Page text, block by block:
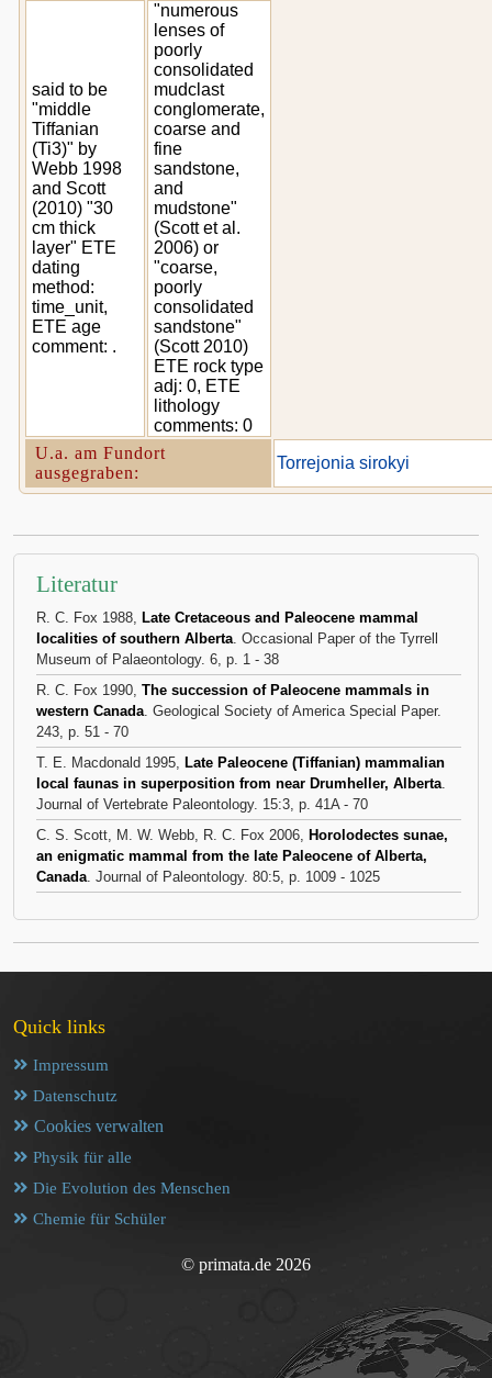
said to be
"middle
Tiffanian
(Ti3)" by
Webb 1998
and Scott
(2010) "30
cm thick
layer" ETE
dating
method:
time_unit,
ETE age
comment: .
"numerous
lenses of
poorly
consolidated
mudclast
conglomerate,
coarse and
fine
sandstone,
and
mudstone"
(Scott et al.
2006) or
"coarse,
poorly
consolidated
sandstone"
(Scott 2010)
ETE rock type
adj: 0, ETE
lithology
comments: 0
U.a. am Fundort
ausgegraben:
Torrejonia sirokyi
Literatur
R. C. Fox 1988, Late Cretaceous and Paleocene mammal
localities of southern Alberta. Occasional Paper of the Tyrrell
Museum of Palaeontology. 6, p. 1 - 38
R. C. Fox 1990, The succession of Paleocene mammals in
western Canada. Geological Society of America Special Paper.
243, p. 51 - 70
T. E. Macdonald 1995, Late Paleocene (Tiffanian) mammalian
local faunas in superposition from near Drumheller, Alberta.
Journal of Vertebrate Paleontology. 15:3, p. 41A - 70
C. S. Scott, M. W. Webb, R. C. Fox 2006, Horolodectes sunae,
an enigmatic mammal from the late Paleocene of Alberta,
Canada. Journal of Paleontology. 80:5, p. 1009 - 1025
Quick links
Impressum
Datenschutz
Cookies verwalten
Physik für alle
Die Evolution des Menschen
Chemie für Schüler
© primata.de 2026